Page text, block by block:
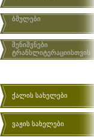
ბმულები
შენიშვნები
ტრანსლიტერაციისთვის
ქალის სახელები
ვაჟის სახელები